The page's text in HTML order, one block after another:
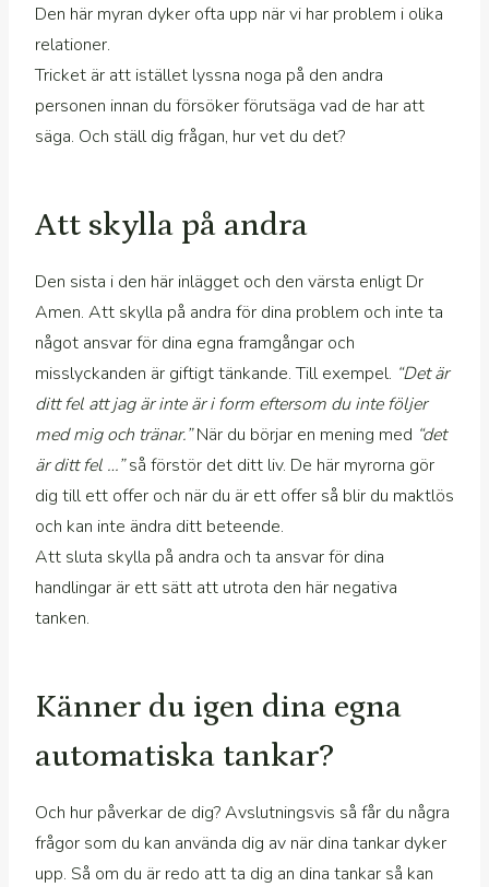
Den här myran dyker ofta upp när vi har problem i olika
relationer.
Tricket är att istället lyssna noga på den andra
personen innan du försöker förutsäga vad de har att
säga. Och ställ dig frågan, hur vet du det?
Att skylla på andra
Den sista i den här inlägget och den värsta enligt Dr
Amen. Att skylla på andra för dina problem och inte ta
något ansvar för dina egna framgångar och
misslyckanden är giftigt tänkande. Till exempel. “Det är
ditt fel att jag är inte är i form eftersom du inte följer
med mig och tränar.”När du börjar en mening med “det
är ditt fel …”så förstör det ditt liv. De här myrorna gör
dig till ett offer och när du är ett offer så blir du maktlös
och kan inte ändra ditt beteende.
Att sluta skylla på andra och ta ansvar för dina
handlingar är ett sätt att utrota den här negativa
tanken.
Känner du igen dina egna
automatiska tankar?
Och hur påverkar de dig? Avslutningsvis så får du några
frågor som du kan använda dig av när dina tankar dyker
upp. Så om du är redo att ta dig an dina tankar så kan